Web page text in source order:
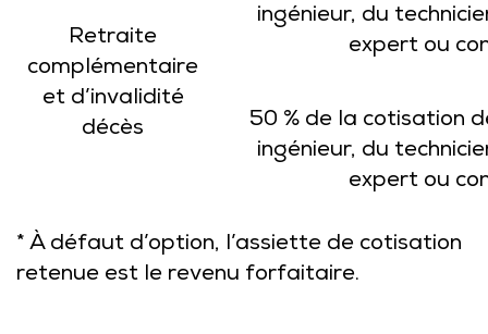
Retraite
complémentaire
et d’invalidité
décès
ingénieur, du
expert ou
50 % de la cotisation
ingénieur, du
expert ou
* À défaut d’option, l’assiette de cotisation
retenue est le revenu forfaitaire.